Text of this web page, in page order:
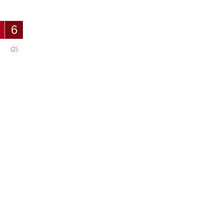
6
(2)